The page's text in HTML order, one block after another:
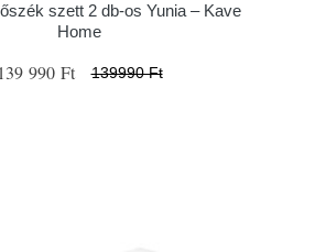
szett 2 db-os Yunia – Kave
Home
139 990 Ft 139990 Ft